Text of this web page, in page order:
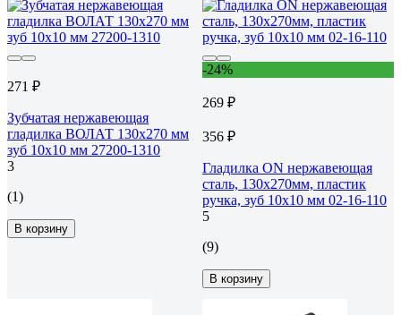
271 ₽
Зубчатая нержавеющая
гладилка ВОЛАТ 130x270 мм
зуб 10x10 мм 27200-1310
3
(1)
В корзину
-24%
269 ₽
356 ₽
Гладилка ON нержавеющая
сталь, 130x270мм, пластик
ручка, зуб 10x10 мм 02-16-110
5
(9)
В корзину